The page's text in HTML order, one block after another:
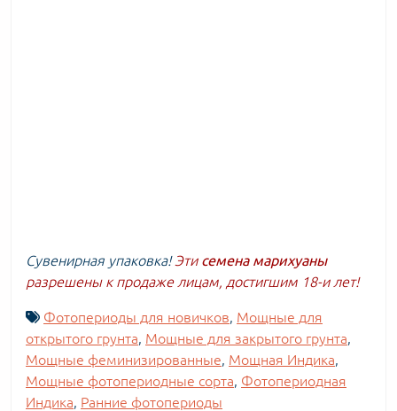
Сувенирная упаковка!Эти семена марихуаны
разрешены к продаже лицам, достигшим 18-и лет!
Фотопериоды для новичков, Мощные для
открытого грунта, Мощные для закрытого грунта,
Мощные феминизированные, Мощная Индика,
Мощные фотопериодные сорта, Фотопериодная
Индика, Ранние фотопериоды